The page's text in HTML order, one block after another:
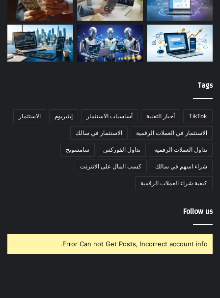
Tags
TikTok أخبار التقنية أساسيات الاستثمار إيثيريوم الاستثمار
الاستثمار في العملات الرقمية الاستثمار في سالك
تداول العملات الرقمية تداول الفوركس سامسونج
شراء اسهم في سالك كسب المال على الانترنت
كيفية شراء العملات الرقمية
Follow us
Error Can not Get Posts, Incorrect account info.